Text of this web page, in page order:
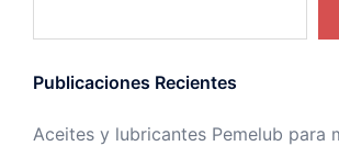
Publicaciones Recientes
Aceites y lubricantes Pemelub para